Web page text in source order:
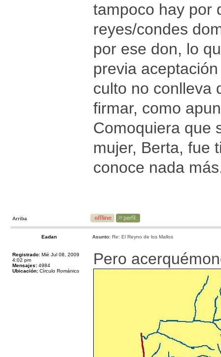
tampoco hay por
reyes/condes
por ese don, lo
previa
culto no conlleva
firmar, como
Comoquiera que
mujer, Berta, fue
conoce nada
Arriba
Eadan Asunto: Re: El Reyno de los Mallos
Registrado: Mié Jul 08, 2009
4:02 pm
Mensajes: 4984
Ubicación: Círculo Románico
Pero